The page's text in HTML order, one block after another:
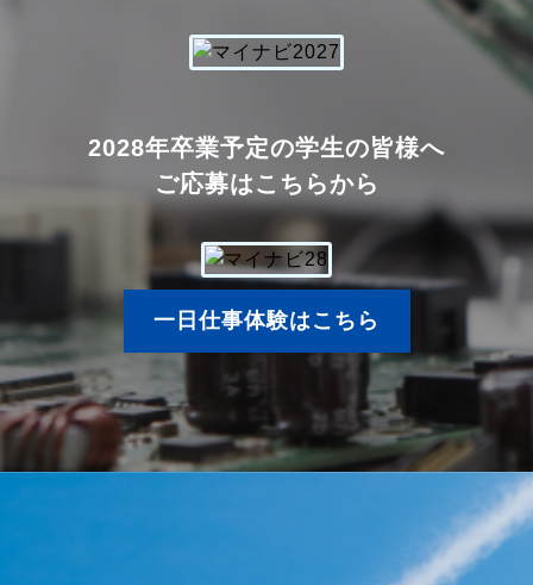
2028年卒業予定の学生の皆様へ
ご応募はこちらから
一日仕事体験はこちら